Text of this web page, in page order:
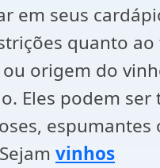
em seus
quanto
origem do
Eles podem ser
espumantes
vinhos